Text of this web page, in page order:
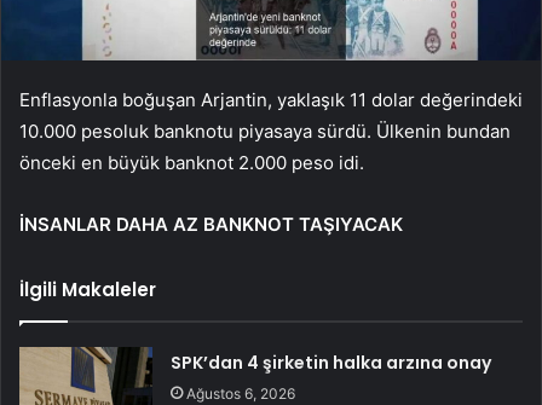
Enflasyonla boğuşan Arjantin, yaklaşık 11 dolar değerindeki
10.000 pesoluk banknotu piyasaya sürdü. Ülkenin bundan
önceki en büyük banknot 2.000 peso idi.
İNSANLAR DAHA AZ BANKNOT TAŞIYACAK
İlgili Makaleler
SPK’dan 4 şirketin halka arzına onay
Ağustos 6, 2026